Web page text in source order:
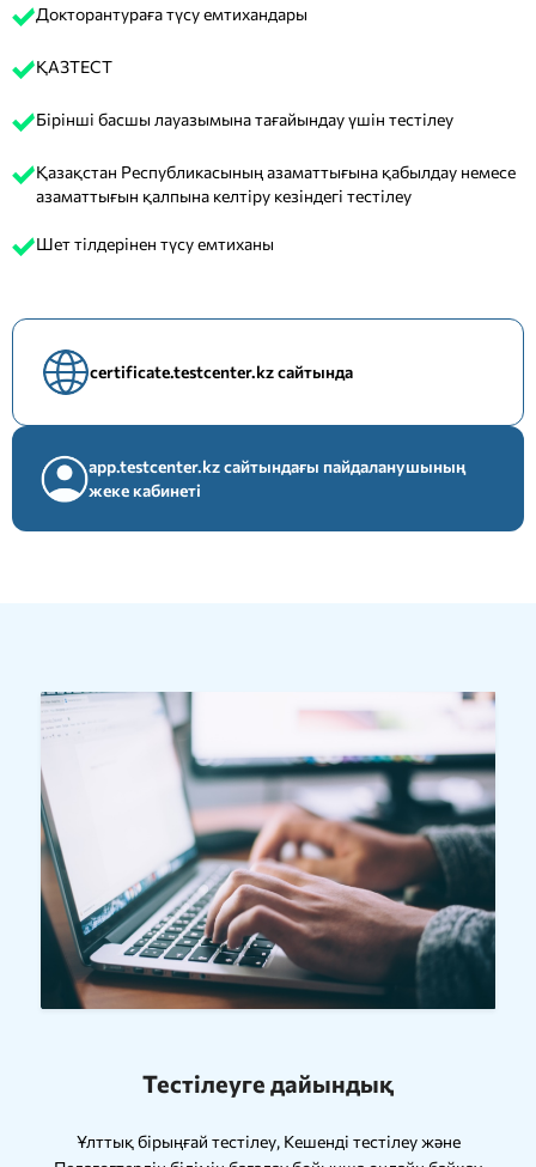
Докторантураға түсу емтихандары
ҚАЗТЕСТ
Бірінші басшы лауазымына тағайындау үшін тестілеу
Қазақстан Республикасының азаматтығына қабылдау немесе
азаматтығын қалпына келтіру кезіндегі тестілеу
Шет тілдерінен түсу емтиханы
certificate.testcenter.kz сайтында
app.testcenter.kz сайтындағы пайдаланушының
жеке кабинеті
Тестілеуге дайындық
Ұлттық бірыңғай тестілеу, Кешенді тестілеу және